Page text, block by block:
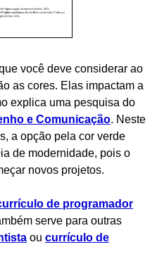
você deve considerar ao
as cores. Elas impactam a
explica uma pesquisa do
e Comunicação. Neste
a opção pela cor verde
de modernidade, pois o
novos projetos.
de programador
serve para outras
ou currículo de